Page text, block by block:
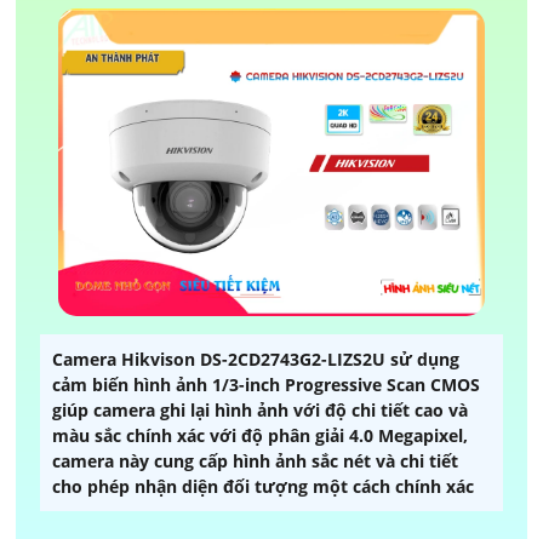
Camera Hikvison DS-2CD2743G2-LIZS2U sử dụng
cảm biến hình ảnh 1/3-inch Progressive Scan CMOS
giúp camera ghi lại hình ảnh với độ chi tiết cao và
màu sắc chính xác với độ phân giải 4.0 Megapixel,
camera này cung cấp hình ảnh sắc nét và chi tiết
cho phép nhận diện đối tượng một cách chính xác